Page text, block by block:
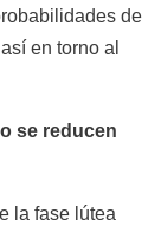
de
en torno al
se reducen
la fase lútea